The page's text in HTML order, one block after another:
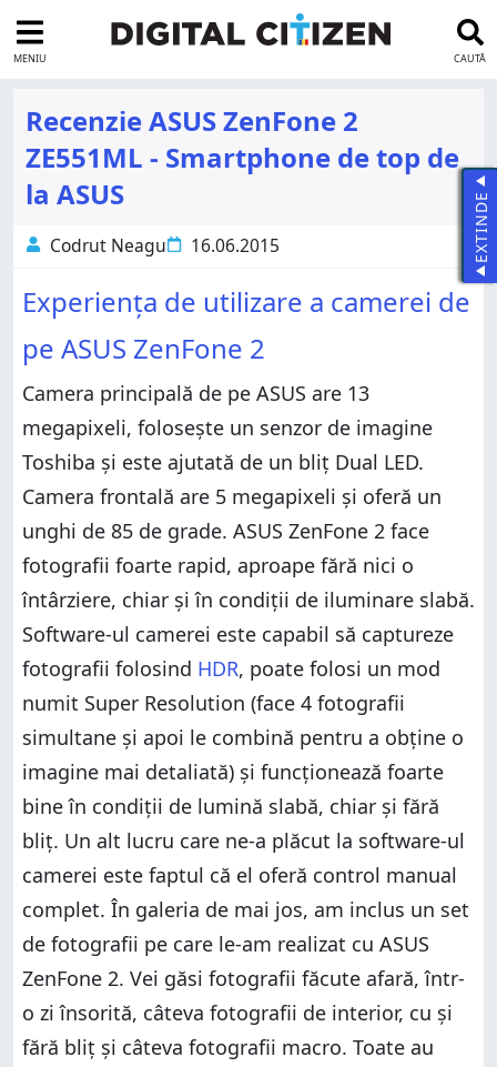
MENIU CAUTĂ
Recenzie ASUS ZenFone 2
ZE551ML - Smartphone de top de
la ASUS
Codrut Neagu 16.06.2015
Experiența de utilizare a camerei de
pe ASUS ZenFone 2
Camera principală de pe ASUS are 13
megapixeli, folosește un senzor de imagine
Toshiba și este ajutată de un bliț Dual LED.
Camera frontală are 5 megapixeli și oferă un
unghi de 85 de grade. ASUS ZenFone 2 face
fotografii foarte rapid, aproape fără nici o
întârziere, chiar și în condiții de iluminare slabă.
Software-ul camerei este capabil să captureze
fotografii folosind HDR, poate folosi un mod
numit Super Resolution (face 4 fotografii
simultane și apoi le combină pentru a obține o
imagine mai detaliată) și funcționează foarte
bine în condiții de lumină slabă, chiar și fără
bliț. Un alt lucru care ne-a plăcut la software-ul
camerei este faptul că el oferă control manual
complet. În galeria de mai jos, am inclus un set
de fotografii pe care le-am realizat cu ASUS
ZenFone 2. Vei găsi fotografii făcute afară, într-
o zi însorită, câteva fotografii de interior, cu și
fără bliț și câteva fotografii macro. Toate au
EXTINDE